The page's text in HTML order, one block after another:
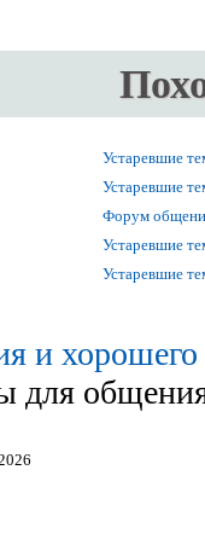
Устаревшие
Устаревшие
Форум
Устаревшие
Устаревшие
и хорошего
для